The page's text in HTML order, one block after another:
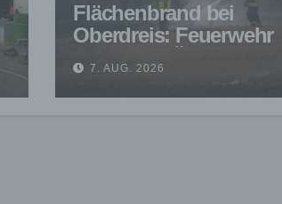
Flächenbrand bei
Oberdreis: Feuerwehr
verhindert Übergreifen
auf Waldgebiet
7. AUG. 2026